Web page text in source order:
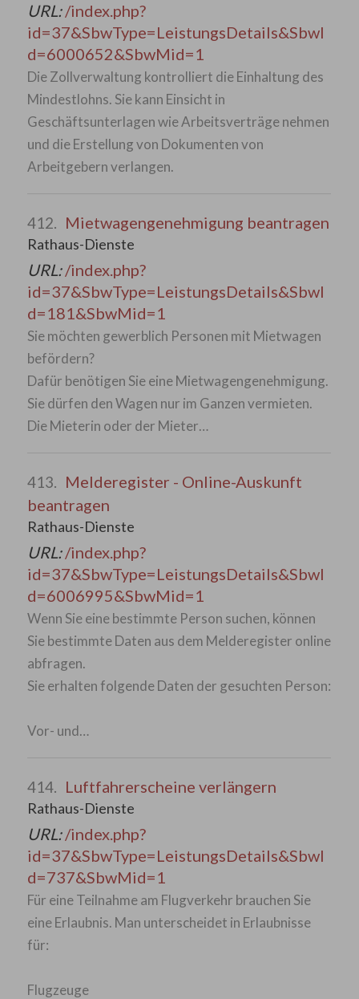
URL:/index.php?
id=37&SbwType=LeistungsDetails&SbwI
d=6000652&SbwMid=1
Die Zollverwaltung kontrolliert die Einhaltung des
Mindestlohns. Sie kann Einsicht in
Geschäftsunterlagen wie Arbeitsverträge nehmen
und die Erstellung von Dokumenten von
Arbeitgebern verlangen.
412. Mietwagengenehmigung beantragen
Rathaus-Dienste
URL:/index.php?
id=37&SbwType=LeistungsDetails&SbwI
d=181&SbwMid=1
Sie möchten gewerblich Personen mit Mietwagen
befördern?
Dafür benötigen Sie eine Mietwagengenehmigung.
Sie dürfen den Wagen nur im Ganzen vermieten.
Die Mieterin oder der Mieter…
413. Melderegister - Online-Auskunft
beantragen
Rathaus-Dienste
URL:/index.php?
id=37&SbwType=LeistungsDetails&SbwI
d=6006995&SbwMid=1
Wenn Sie eine bestimmte Person suchen, können
Sie bestimmte Daten aus dem Melderegister online
abfragen.
Sie erhalten folgende Daten der gesuchten Person:
Vor- und…
414. Luftfahrerscheine verlängern
Rathaus-Dienste
URL:/index.php?
id=37&SbwType=LeistungsDetails&SbwI
d=737&SbwMid=1
Für eine Teilnahme am Flugverkehr brauchen Sie
eine Erlaubnis. Man unterscheidet in Erlaubnisse
für:
Flugzeuge